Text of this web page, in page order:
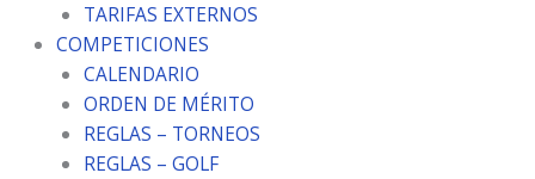
TARIFAS EXTERNOS
COMPETICIONES
CALENDARIO
ORDEN DE MÉRITO
REGLAS – TORNEOS
REGLAS – GOLF